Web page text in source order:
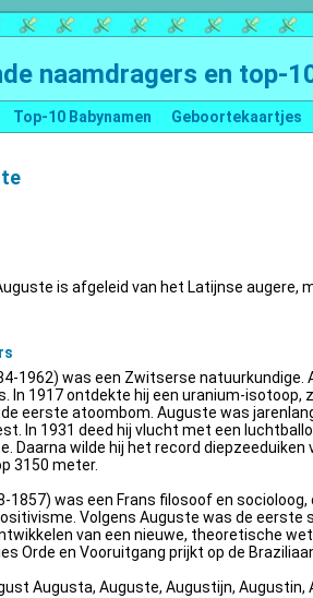
naamdragers en top-
Top-10 Babynamen Geboortekaartjes
is afgeleid van het Latijnse augere,
1962) was een Zwitserse natuurkundige.
In 1917 ontdekte hij een uranium-
eerste atoombom. Auguste was
In 1931 deed hij vlucht met een
Daarna wilde hij het record diepzeeduiken
3150 meter.
1857) was een Frans filosoof en socioloog,
Volgens Auguste was de eerste
van een nieuwe, theoretische
Orde en Vooruitgang prijkt op de
Augusta, Auguste, Augustijn, Augustin,